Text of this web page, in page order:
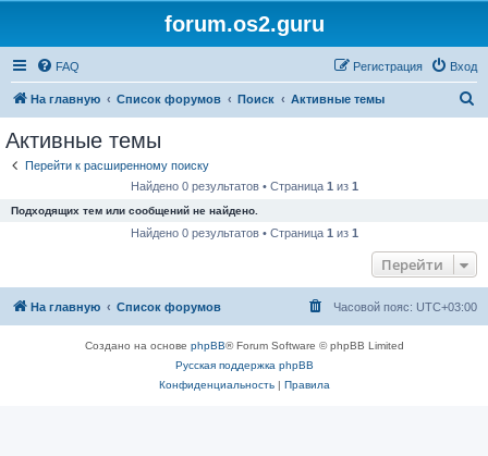
forum.os2.guru
FAQ Вход
Регистрация
На главную Список форумов Поиск Активные темы
Активные темы
Перейти к расширенному поиску
Найдено 0 результатов • Страница 1 из 1
Подходящих тем или сообщений не найдено.
Найдено 0 результатов • Страница 1 из 1
Перейти
На главную Список форумов Часовой пояс: UTC+03:00
Создано на основе phpBB® Forum Software © phpBB Limited
Русская поддержка phpBB
Конфиденциальность| Правила